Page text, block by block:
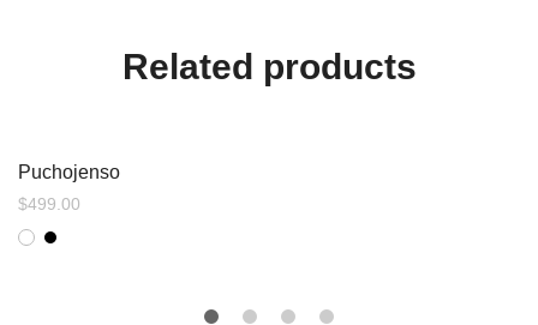
Related products
Puchojenso
$499.00